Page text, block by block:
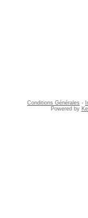
Conditions Générales -